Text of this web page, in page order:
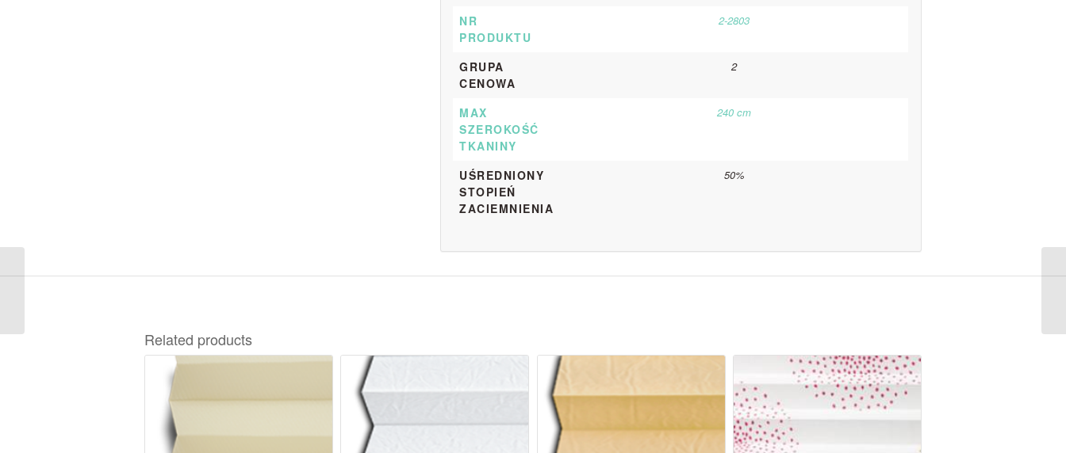
NR
PRODUKTU
2-2803
GRUPA
CENOWA
2
MAX
SZEROKOŚĆ
TKANINY
240 cm
UŚREDNIONY
STOPIEŃ
ZACIEMNIENIA
50%
Related products